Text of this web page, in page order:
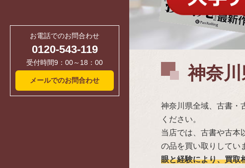
お電話でのお問合わせ
0120-543-119
受付時間9：00～18：00
メールでのお問合わせ 神奈
神奈川県全域、古書・
ください。
当店では、古書や古本
の品を買い取りしてい
眼と経験により、買取